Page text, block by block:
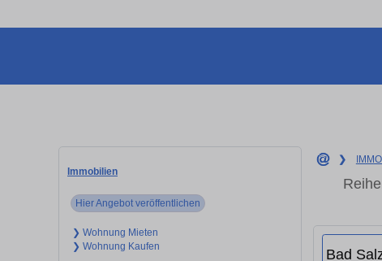
Immobilien
Hier Angebot veröffentlichen
❯ Wohnung Mieten
❯ Wohnung Kaufen
❯